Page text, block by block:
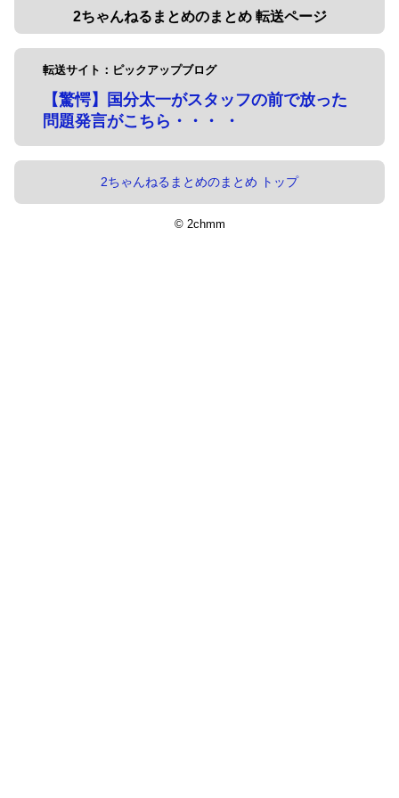
2ちゃんねるまとめのまとめ 転送ページ
転送サイト：ピックアップブログ
【驚愕】国分太一がスタッフの前で放った
問題発言がこちら・・・ ・
2ちゃんねるまとめのまとめ トップ
© 2chmm